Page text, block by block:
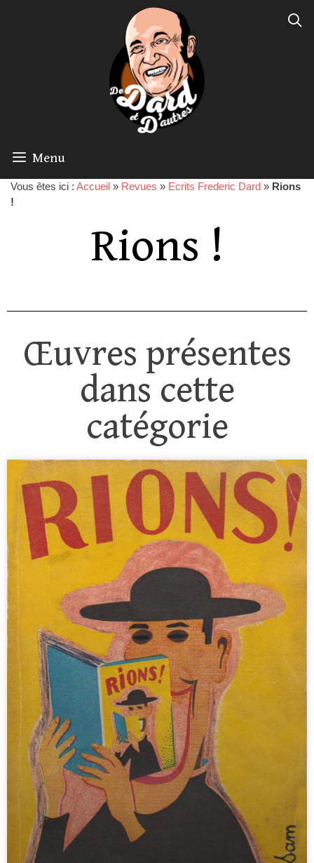
Menu
Vous êtes ici : Accueil » Revues » Ecrits Frederic Dard » Rions
!
Rions !
Œuvres présentes
dans cette
catégorie